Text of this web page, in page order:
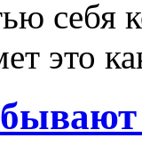
себя
это